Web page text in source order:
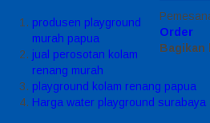
Order
Bagikan
produsen playground
murah papua
jual perosotan kolam
renang murah
playground kolam renang papua
Harga water playground surabaya